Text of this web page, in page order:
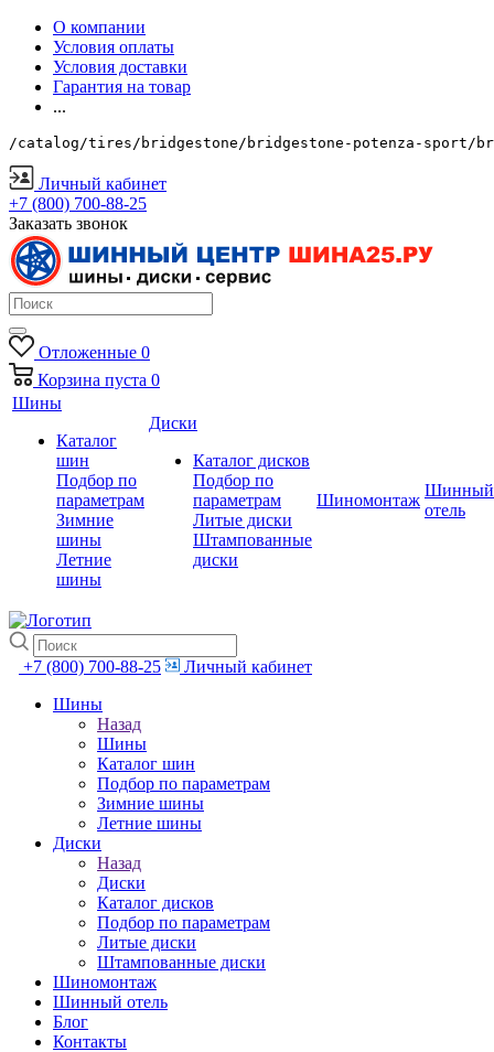
О компании
Условия оплаты
Условия доставки
Гарантия на товар
...
/catalog/tires/bridgestone/bridgestone-potenza-sport/
Личный кабинет
+7 (800) 700-88-25
Заказать звонок
Отложенные 0
Корзина пуста 0
Шины
Каталог
шин
Подбор по
параметрам
Зимние
шины
Летние
шины
Диски
Каталог дисков
Подбор по
параметрам
Литые диски
Штампованные
диски
Шиномонтаж
Шинный
отель
+7 (800) 700-88-25
Личный кабинет
Шины
Назад
Шины
Каталог шин
Подбор по параметрам
Зимние шины
Летние шины
Диски
Назад
Диски
Каталог дисков
Подбор по параметрам
Литые диски
Штампованные диски
Шиномонтаж
Шинный отель
Блог
Контакты